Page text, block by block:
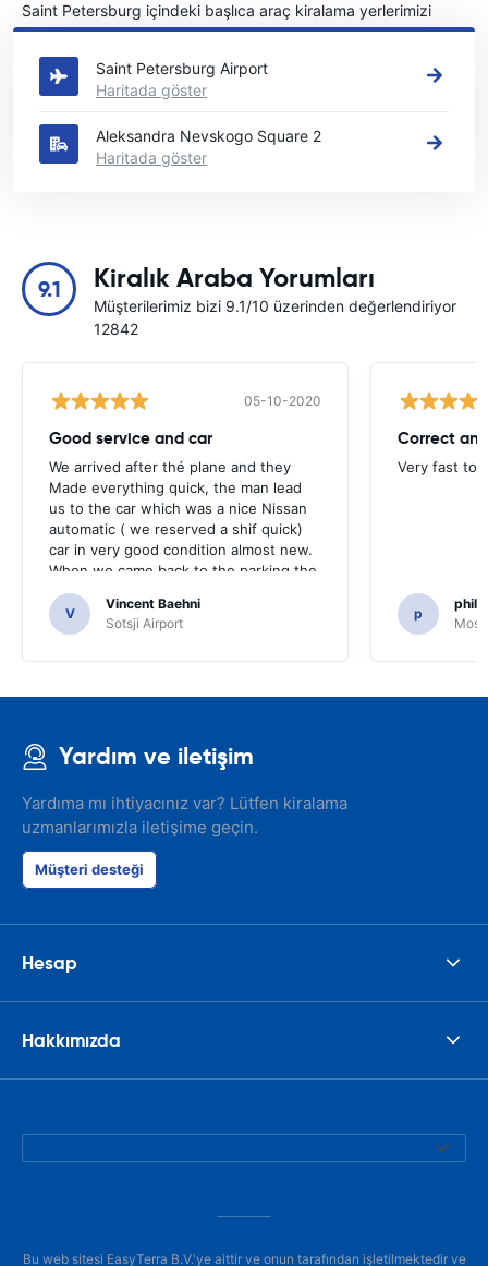
Saint Petersburg içindeki başlıca araç kiralama yerlerimizi
görün
Saint Petersburg Airport
Haritada göster
Aleksandra Nevskogo Square 2
Haritada göster
9.1 Kiralık Araba Yorumları
Müşterilerimiz bizi 9.1/10 üzerinden değerlendiriyor
12842
05-10-2020
Good service and car
We arrived after thé plane and they
Made everything quick, the man lead
us to the car which was a nice Nissan
automatic ( we reserved a shif quick)
car in very good condition almost new.
When we came back to the parking the
same man came in 5 minutes and after
a quick check we left. Very friendly and
nice. We can only recommand this
V
Vincent Baehni
Sotsji Airport
Correct
Very fast to
p
Yardım ve iletişim
Yardıma mı ihtiyacınız var? Lütfen kiralama
uzmanlarımızla iletişime geçin.
Müşteri desteği
Hesap
Hakkımızda
Bu web sitesi EasyTerra B.V.'ye aittir ve onun tarafından işletilmektedir ve